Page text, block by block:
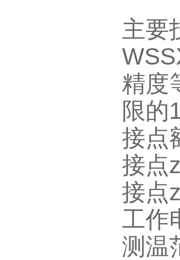
主要
精度
限的
接点
接点
接点
工作
测温